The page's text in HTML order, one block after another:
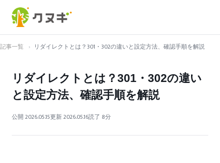
記事一覧 › リダイレクトとは？301・302の違いと設定方法、確認手順を解説
リダイレクトとは？301・302の違い
と設定方法、確認手順を解説
公開 2026.05.15更新 2026.05.16読了 8分